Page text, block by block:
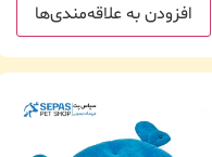
افزودن به علاقه‌مندی‌ها